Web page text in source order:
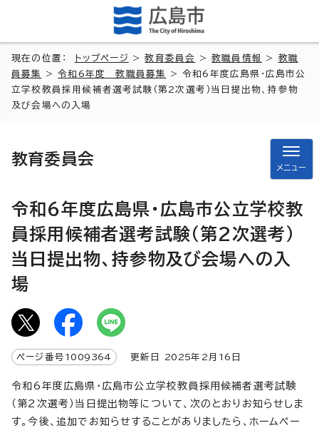
現在の位置： トップページ >教育委員会 >教職員情報 > 教職
員募集
>令和6年度 教職員募集
> 令和6年度広島県・広島市公
立学校教員採用候補者選考試験（第2次選考）当日提出物、持参物
及び会場への入場
教育委員会
メニュー
令和6年度広島県・広島市公立学校教
員採用候補者選考試験（第2次選考）
当日提出物、持参物及び会場への入
場
ページ番号 1009364 更新日 2025年2月 16 日
令和6年度広島県・広島市公立学校教員採用候補者選考試験
（第2次選考）当日提出物等について、次のとおりお知らせしま
す。今後、追加でお知らせすることがありましたら、ホームペー